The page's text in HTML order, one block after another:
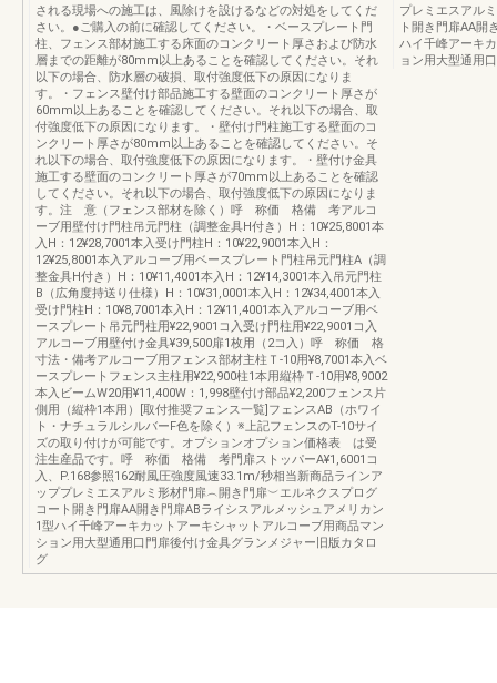
される現場への施工は、風除けを設けるなどの対処をしてくだ
さい。●ご購入の前に確認してください。・ベースプレート門
柱、フェンス部材施工する床面のコンクリート厚さおよび防水
層までの距離が80mm以上あることを確認してください。それ
以下の場合、防水層の破損、取付強度低下の原因になりま
す。・フェンス壁付け部品施工する壁面のコンクリート厚さが
60mm以上あることを確認してください。それ以下の場合、取
付強度低下の原因になります。・壁付け門柱施工する壁面のコ
ンクリート厚さが80mm以上あることを確認してください。そ
れ以下の場合、取付強度低下の原因になります。・壁付け金具
施工する壁面のコンクリート厚さが70mm以上あることを確認
してください。それ以下の場合、取付強度低下の原因になりま
す。注 意（フェンス部材を除く）呼 称価 格備 考アルコ
ーブ用壁付け門柱吊元門柱（調整金具H付き）H：10¥25,8001本
入H：12¥28,7001本入受け門柱H：10¥22,9001本入H：
12¥25,8001本入アルコーブ用ベースプレート門柱吊元門柱A（調
整金具H付き）H：10¥11,4001本入H：12¥14,3001本入吊元門柱
B（広角度持送り仕様）H：10¥31,0001本入H：12¥34,4001本入
受け門柱H：10¥8,7001本入H：12¥11,4001本入アルコーブ用ベ
ースプレート吊元門柱用¥22,9001コ入受け門柱用¥22,9001コ入
アルコーブ用壁付け金具¥39,500扉1枚用（2コ入）呼 称価 格
寸法・備考アルコーブ用フェンス部材主柱Ｔ-10用¥8,7001本入ベ
ースプレートフェンス主柱用¥22,900柱1本用縦枠Ｔ-10用¥8,9002
本入ビームW20用¥11,400W：1,998壁付け部品¥2,200フェンス片
側用（縦枠1本用）[取付推奨フェンス一覧]フェンスAB（ホワイ
ト・ナチュラルシルバーF色を除く）※上記フェンスのT-10サイ
ズの取り付けが可能です。オプションオプション価格表 は受
注生産品です。呼 称価 格備 考門扉ストッパーA¥1,6001コ
入、P.168参照162耐風圧強度風速33.1m/秒相当新商品ラインア
ッププレミエスアルミ形材門扉︵開き門扉︶エルネクスプログ
コート開き門扉AA開き門扉ABライシスアルメッシュアメリカン
1型ハイ千峰アーキカットアーキシャットアルコーブ用商品マン
ション用大型通用口門扉後付け金具グランメジャー旧版カタロ
グ
プレミエスアル
ト開き門扉AA開
ハイ千峰アーキ
ョン用大型通用